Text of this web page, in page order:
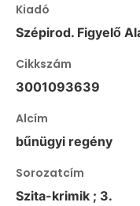
Kiadó
Szépirod. Figyelő
Cikkszám
3001093639
Alcím
bűnügyi regény
Sorozatcím
Szita-krimik ; 3.